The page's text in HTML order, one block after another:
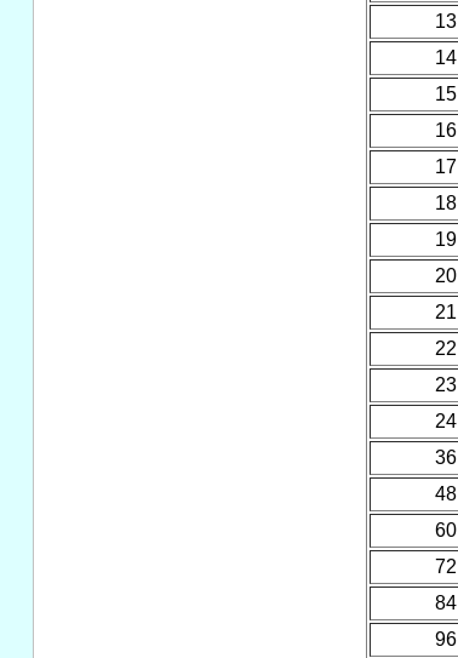
13
14
15
16
17
18
19
20
21
22
23
24
36
48
60
72
84
96